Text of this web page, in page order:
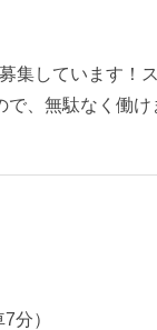
集しています！
、無駄なく働け
分）